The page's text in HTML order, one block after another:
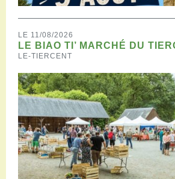
LE 11/08/2026
LE BIAO TI’ MARCHÉ DU
LE-TIERCENT